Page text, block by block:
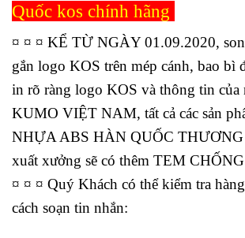
Quốc kos chính hãng
¤ ¤ ¤ KỂ TỪ NGÀY 01.09.2020,
gắn logo KOS trên mép cánh, bao bì
in rõ ràng logo KOS và thông tin của
KUMO VIỆT NAM, tất cả các sản
NHỰA ABS HÀN QUỐC
xuất xưởng sẽ có thêm TEM
¤ ¤ ¤ Quý Khách có thể kiểm tra
cách soạn tin nhắn: